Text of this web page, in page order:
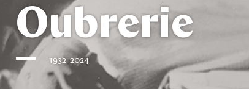
Oubrerie
1932-2024